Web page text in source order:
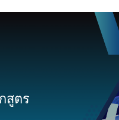
สูตร